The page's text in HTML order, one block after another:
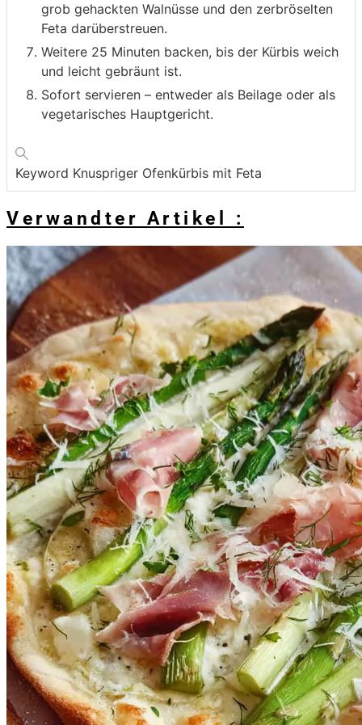
grob gehackten Walnüsse und den zerbröselten
Feta darüberstreuen.
Weitere 25 Minuten backen, bis der Kürbis weich
und leicht gebräunt ist.
Sofort servieren – entweder als Beilage oder als
vegetarisches Hauptgericht.
Keyword Knuspriger Ofenkürbis mit Feta
Verwandter Artikel :